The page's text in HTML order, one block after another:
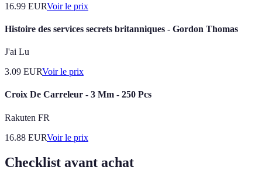
16.99 EURVoir le prix
Histoire des services secrets britanniques - Gordon Thomas
J'ai Lu
3.09 EURVoir le prix
Croix De Carreleur - 3 Mm - 250 Pcs
Rakuten FR
16.88 EURVoir le prix
Checklist avant achat